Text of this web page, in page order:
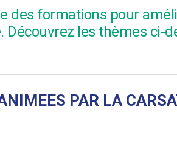
des formations pour
les thèmes ci-
PAR LA